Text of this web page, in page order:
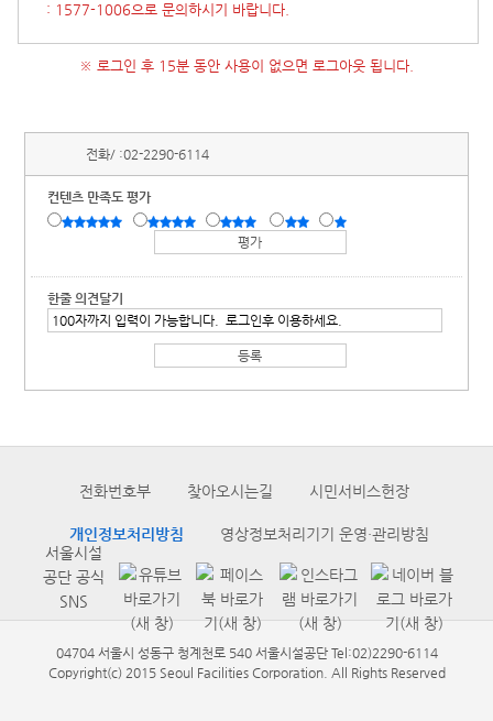
: 1577-1006으로 문의하시기 바랍니다.
※ 로그인 후 15분 동안 사용이 없으면 로그아웃 됩니다.
전화/ :02-2290-6114
컨텐츠 만족도 평가
한줄 의견달기
전화번호부 찾아오시는길 시민서비스헌장
개인정보처리방침
영상정보처리기기 운영·관리방침
서울시설
공단 공식
SNS
04704 서울시 성동구 청계천로 540 서울시설공단 Tel:02)2290-6114
Copyright(c) 2015 Seoul Facilities Corporation. All Rights Reserved